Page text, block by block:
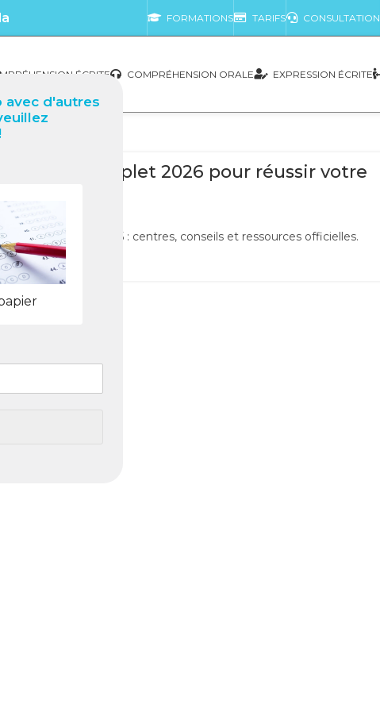
avec d'autres
FORMATIONS TARIFS CONSULTATION
ÉCRITE COMPRÉHENSION ORALE EXPRESSION ÉCRITE
Guide complet 2026 pour réussir votre
par
à Shelburne en 2025 : centres, conseils et ressources officielles.
LIRE LA SUITE